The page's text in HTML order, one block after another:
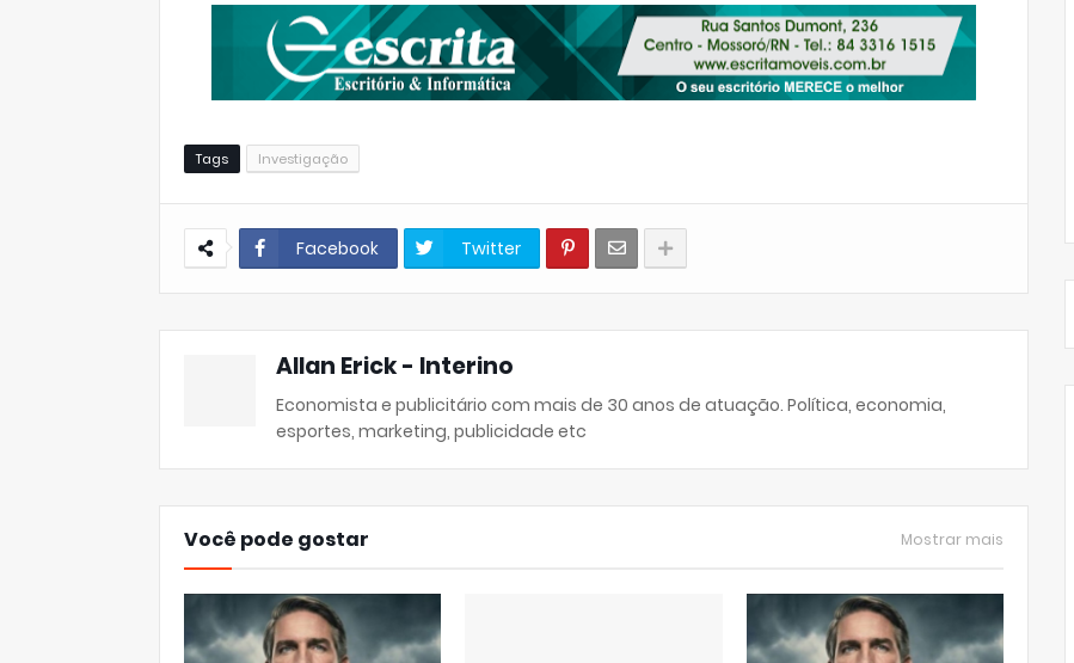
Tags Investigação
Facebook Twitter
Allan Erick - Interino
Economista e publicitário com mais de 30 anos de atuação. Política, economia,
esportes, marketing, publicidade etc
Você pode gostar Mostrar mais